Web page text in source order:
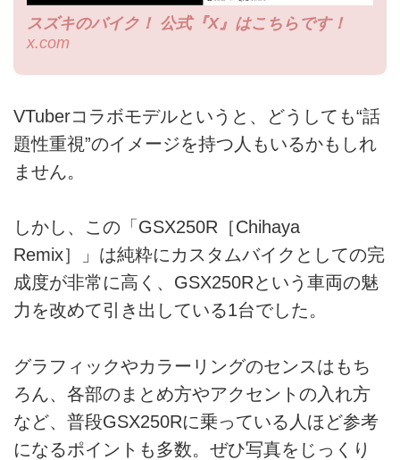
スズキのバイク！ 公式『X』はこちらです！
x.com
VTuberコラボモデルというと、どうしても“話
題性重視”のイメージを持つ人もいるかもしれ
ません。
しかし、この「GSX250R［Chihaya
Remix］」は純粋にカスタムバイクとしての完
成度が非常に高く、GSX250Rという車両の魅
力を改めて引き出している1台でした。
グラフィックやカラーリングのセンスはもち
ろん、各部のまとめ方やアクセントの入れ方
など、普段GSX250Rに乗っている人ほど参考
になるポイントも多数。ぜひ写真をじっくり